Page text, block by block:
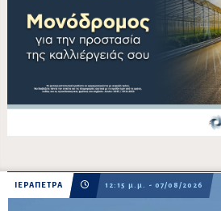
ΙΕΡΑΠΕΤΡΑ 12:15 μ.μ. - 07/08/2026